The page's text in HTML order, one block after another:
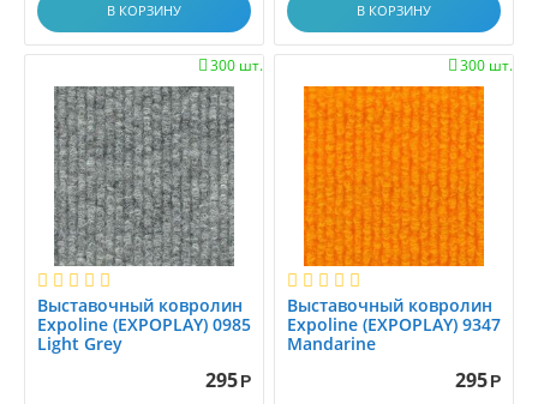
В КОРЗИНУ В КОРЗИНУ
300 шт.

Выставочный ковролин
Expoline (EXPOPLAY) 0985
Light Grey
295 Р
300 шт.

Выставочный ковролин
Expoline (EXPOPLAY) 9347
Mandarine
295 Р